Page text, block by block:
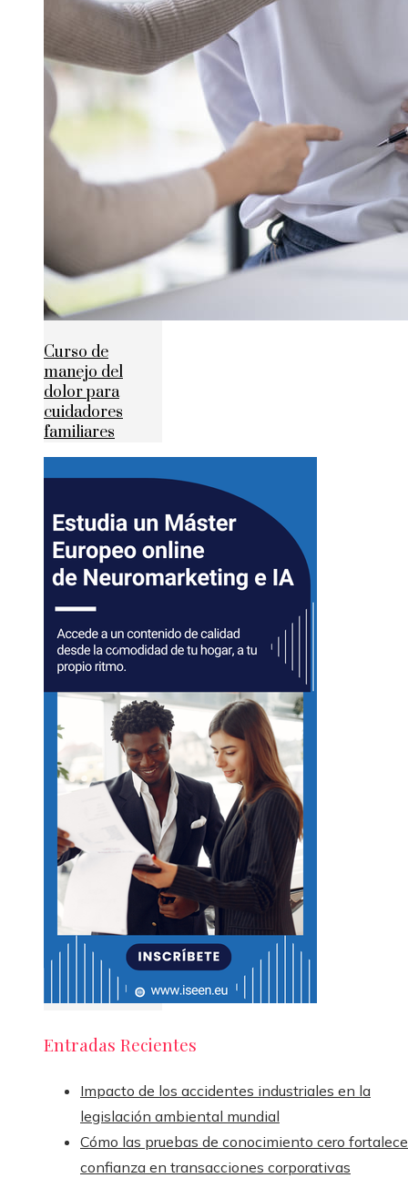
Curso de
manejo del
dolor para
cuidadores
familiares
Entradas Recientes
Impacto de los accidentes industriales en la
legislación ambiental mundial
Cómo las pruebas de conocimiento cero
confianza en transacciones corporativas